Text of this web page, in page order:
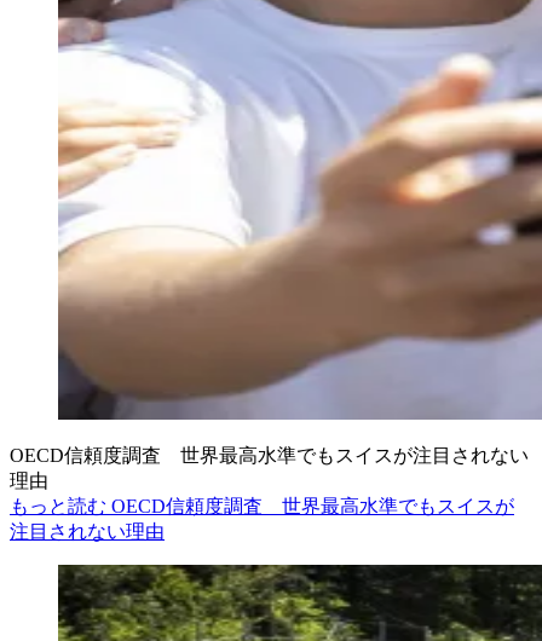
OECD信頼度調査 世界最高水準でもスイスが注目されない
理由
もっと読む OECD信頼度調査 世界最高水準でもスイスが
注目されない理由